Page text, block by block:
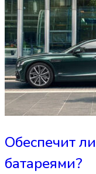
Обеспечит
батареями?